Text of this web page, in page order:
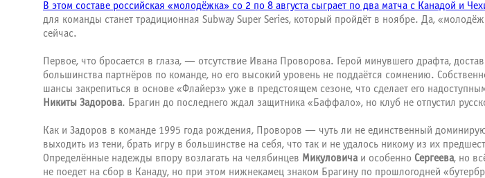
В этом составе российская «молодёжка» со 2 по 8 августа сыграет по два матча с Канадой и
для команды станет традиционная Subway Super Series, который пройдёт в ноябре. Да,
сейчас.
Первое, что бросается в глаза, — отсутствие Ивана Проворова. Герой минувшего драфта,
большинства партнёров по команде, но его высокий уровень не поддаётся сомнению.
шансы закрепиться в основе «Флайерз» уже в предстоящем сезоне, что сделает его
Никиты Задорова. Брагин до последнего ждал защитника «Баффало», но клуб не отпустил
Как и Задоров в команде 1995 года рождения, Проворов — чуть ли не единственный
выходить из тени, брать игру в большинстве на себя, что так и не удалось никому из их
Определённые надежды впору возлагать на челябинцев Микуловича и особенно Сергеева, но
не поедет на сбор в Канаду, но при этом нижнекамец знаком Брагину по прошлогодней